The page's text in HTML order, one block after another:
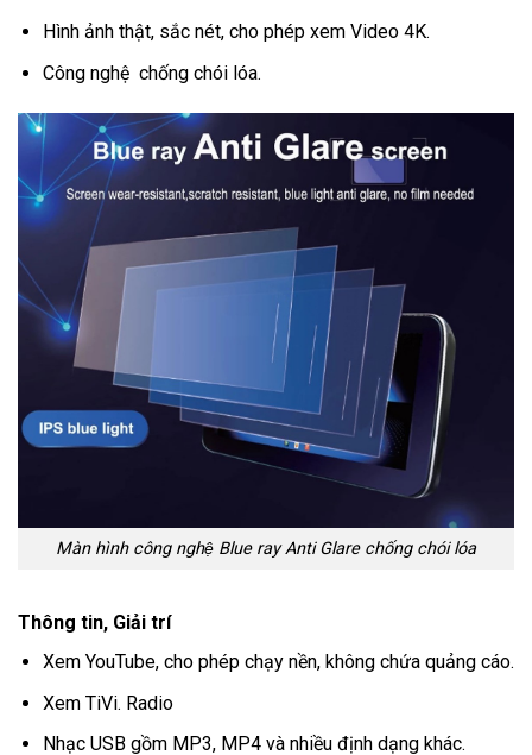
Hình ảnh thật, sắc nét, cho phép xem Video 4K.
Công nghệ chống chói lóa.
Màn hình công nghệ Blue ray Anti Glare chống chói lóa
Thông tin, Giải trí
Xem YouTube, cho phép chạy nền, không chứa quảng cáo.
Xem TiVi. Radio
Nhạc USB gồm MP3, MP4 và nhiều định dạng khác.